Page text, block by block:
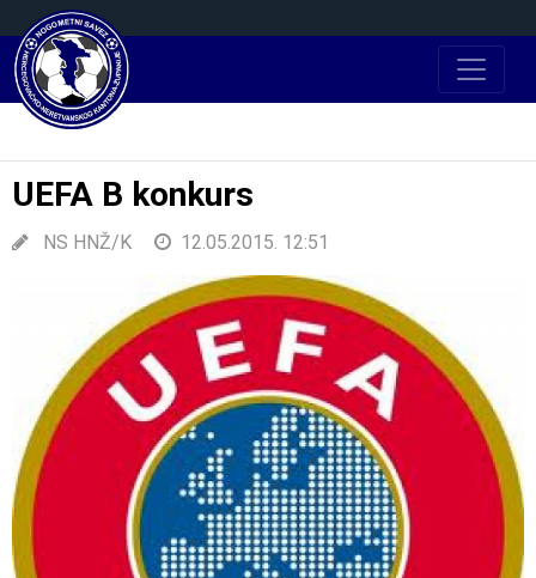
UEFA B konkurs
NS HNŽ/K 12.05.2015. 12:51